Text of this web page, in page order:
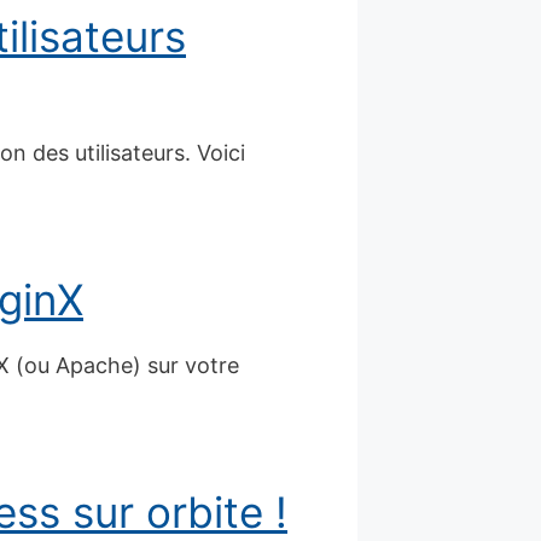
des utilisateurs. Voici
(ou Apache) sur votre
sur orbite !